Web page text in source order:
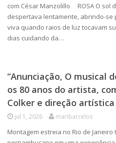
com César Manzolillo ROSA O sol
despertava lentamente, abrindo-se
viva quando raios de luz tocavam
dias cuidando da…
“Anunciação, O musical
os 80 anos do artista,
Colker e direção
jul 1, 2026 maribarcelos
Montagem estreia no Rio de